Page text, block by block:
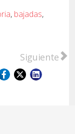
, bajadas,
Artículo
Siguiente